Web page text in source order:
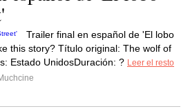
Trailer final en español de 'El lobo
this story? Título original: The wolf of
Estado UnidosDuración: ? Leer el resto